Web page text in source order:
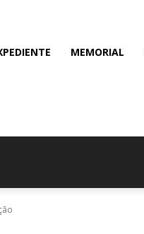
MEMORIAL